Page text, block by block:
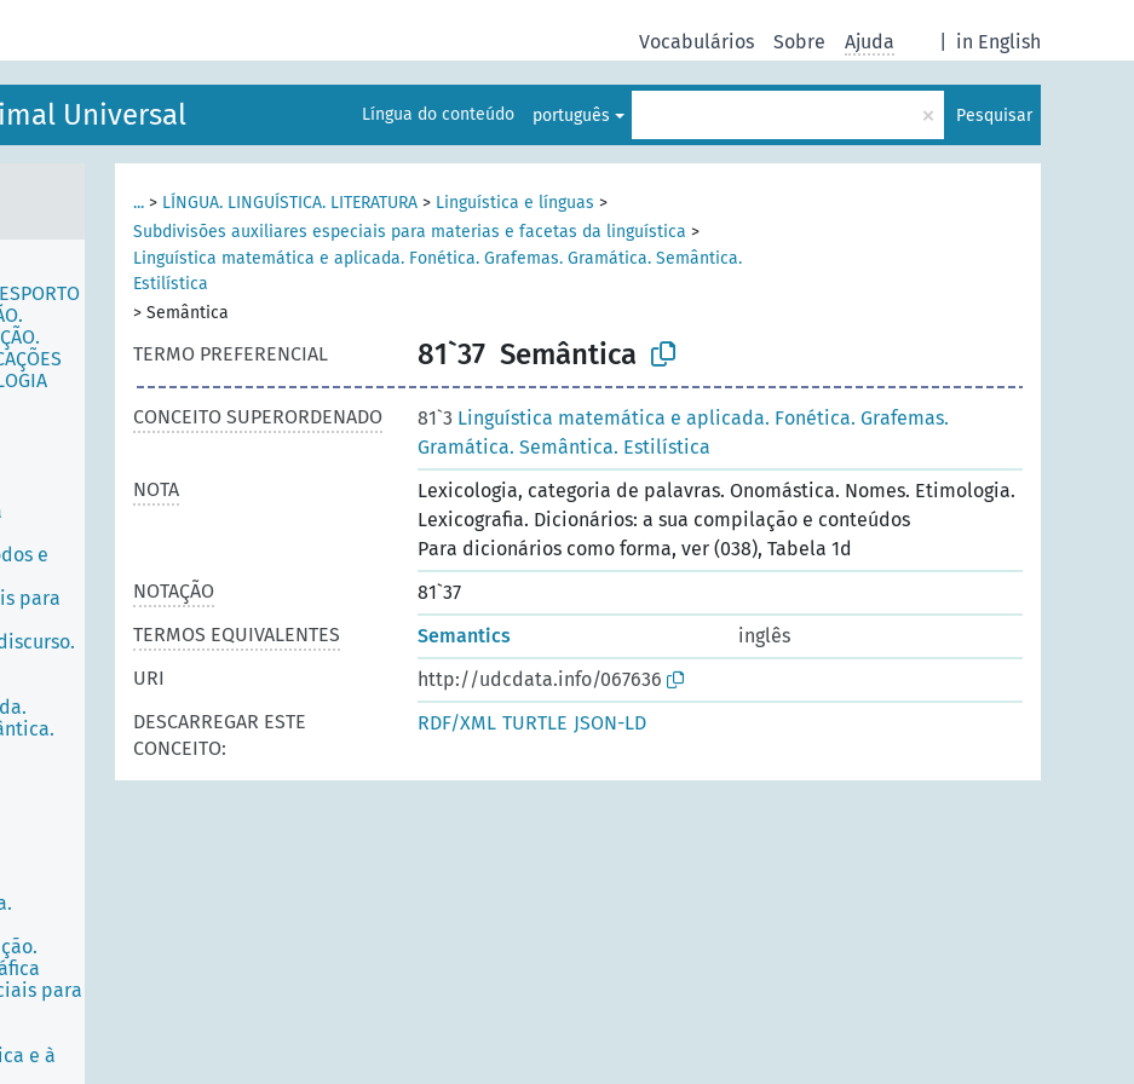
in English
Vocabulários Sobre Ajuda
Universal Língua do conteúdo português × Pesquisar
e
para
para
e à
... > LÍNGUA. LINGUÍSTICA. LITERATURA > Linguística e línguas >
Subdivisões auxiliares especiais para materias e facetas da linguística >
Linguística matemática e aplicada. Fonética. Grafemas. Gramática. Semântica.
Estilística
> Semântica
TERMO PREFERENCIAL 81`37 Semântica
CONCEITO SUPERORDENADO 81`3 Linguística matemática e aplicada. Fonética. Grafemas.
Gramática. Semântica. Estilística
NOTA
Lexicologia, categoria de palavras. Onomástica. Nomes. Etimologia.
Lexicografia. Dicionários: a sua compilação e conteúdos
Para dicionários como forma, ver (038), Tabela 1d
NOTAÇÃO
81`37
TERMOS EQUIVALENTES
Semantics
inglês
URI
http://udcdata.info/067636
DESCARREGAR ESTE
CONCEITO:
RDF/XML TURTLE JSON-LD